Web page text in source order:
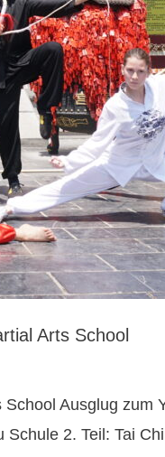
Arts School
Ausglug zum
2. Teil: Tai